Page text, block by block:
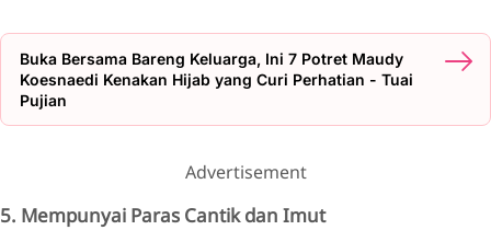
Buka Bersama Bareng Keluarga, Ini 7 Potret Maudy
Koesnaedi Kenakan Hijab yang Curi Perhatian - Tuai
Pujian
Advertisement
5. Mempunyai Paras Cantik dan Imut